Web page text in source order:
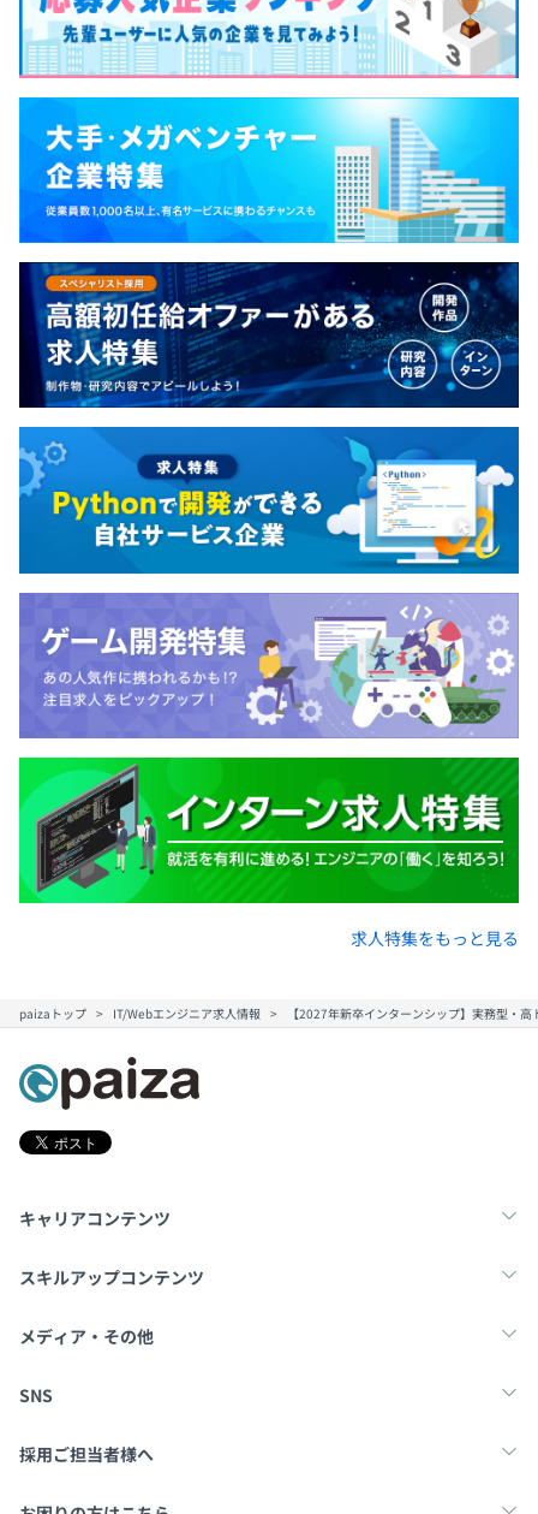
ユーザー様に、より面白いコンテンツを提供するため、ス
ピード感とクオリティの両方を維持しつつ、新人であって
も積極的な意見を求め、若いうちから挑戦できる環境を用
意。その上で同じチーム内で先輩社員がマンツーマンでフ
ォローをしてくれる「ブラザー制度」を用意するなど、し
っかりとしたサポート体制の上でパフォーマンスが出せる
ようにしています。
求人特集をもっと見る
paizaトップ IT/Webエンジニア求人情報 【2027年新卒インターンシップ】実務型・
キャリアコンテンツ
転職・キャリア
スキルアップコンテンツ
学習
メディア・その他
Tech Team Journal
SNS
X
採用ご担当者様へ